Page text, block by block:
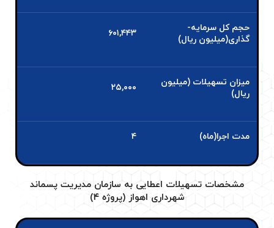
حجم کل سرمایه­
گذاری(میلیون ریال)
۶۰۱,۴۴۳
میزان تسهیلات (میلیون
ریال)
۲۵,۰۰۰
مدت اجرا(ماه) ۴
مشخصات تسهیلات اعطایی به سازمان مدیریت پسماند
شهرداری اهواز (پروژه ۴)